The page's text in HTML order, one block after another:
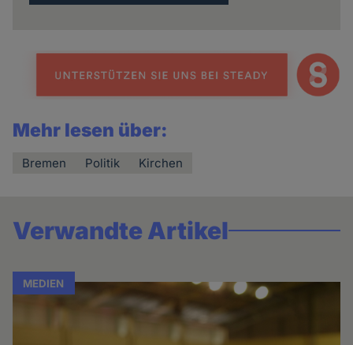
Mehr lesen über:
Bremen Politik Kirchen
Verwandte Artikel
MEDIEN